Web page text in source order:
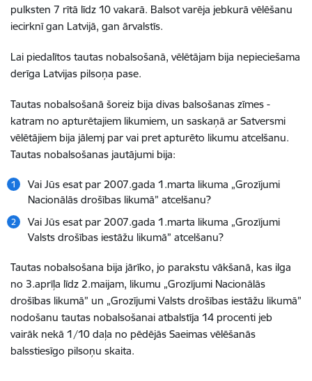
pulksten 7 rītā līdz 10 vakarā. Balsot varēja jebkurā vēlēšanu
iecirknī gan Latvijā, gan ārvalstīs.
Lai piedalītos tautas nobalsošanā, vēlētājam bija nepieciešama
derīga Latvijas pilsoņa pase.
Tautas nobalsošanā šoreiz bija divas balsošanas zīmes -
katram no apturētajiem likumiem, un saskaņā ar Satversmi
vēlētājiem bija jālemj par vai pret apturēto likumu atcelšanu.
Tautas nobalsošanas jautājumi bija:
Vai Jūs esat par 2007.gada 1.marta likuma „Grozījumi
Nacionālās drošības likumā” atcelšanu?
Vai Jūs esat par 2007.gada 1.marta likuma „Grozījumi
Valsts drošības iestāžu likumā” atcelšanu?
Tautas nobalsošana bija jārīko, jo parakstu vākšanā, kas ilga
no 3.aprīļa līdz 2.maijam, likumu „Grozījumi Nacionālās
drošības likumā” un „Grozījumi Valsts drošības iestāžu likumā”
nodošanu tautas nobalsošanai atbalstīja 14 procenti jeb
vairāk nekā 1/10 daļa no pēdējās Saeimas vēlēšanās
balsstiesīgo pilsoņu skaita.